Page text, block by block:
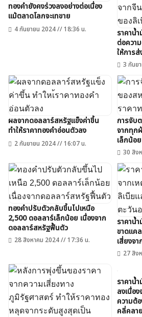
ทองคำยังคงร่วงลงอย่างต่อเนื่อง
แม้ตลาดโลกจะเทขาย
4 กันยายน 2024 // 18:36 น.
ราคาน้
ต่อควา
ให้การ
3 กันย
ผลจากดอลลาร์สหรัฐแข็งค่าขึ้น
ทำให้ราคาทองคำอ่อนตัวลง
2 กันยายน 2024 // 16:07 น.
การจับ
จากทุก
เล็กน้อย
30 สิง
ทองคำปรับตัวกลับขึ้นไปเหนือ
2,500 ดอลลาร์เล็กน้อย เนื่องจาก
ดอลลาร์สหรัฐฟื้นตัว
28 สิงหาคม 2024 // 17:36 น.
ราคาน้
ขาดแค
เสี่ยงจ
27 สิง
ราคาน้
ลงเนื่อ
ความต้
คลี่คลาย